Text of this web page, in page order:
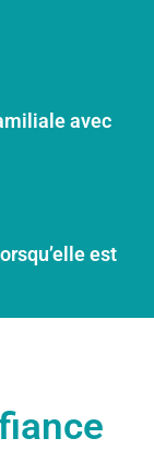
avec
est